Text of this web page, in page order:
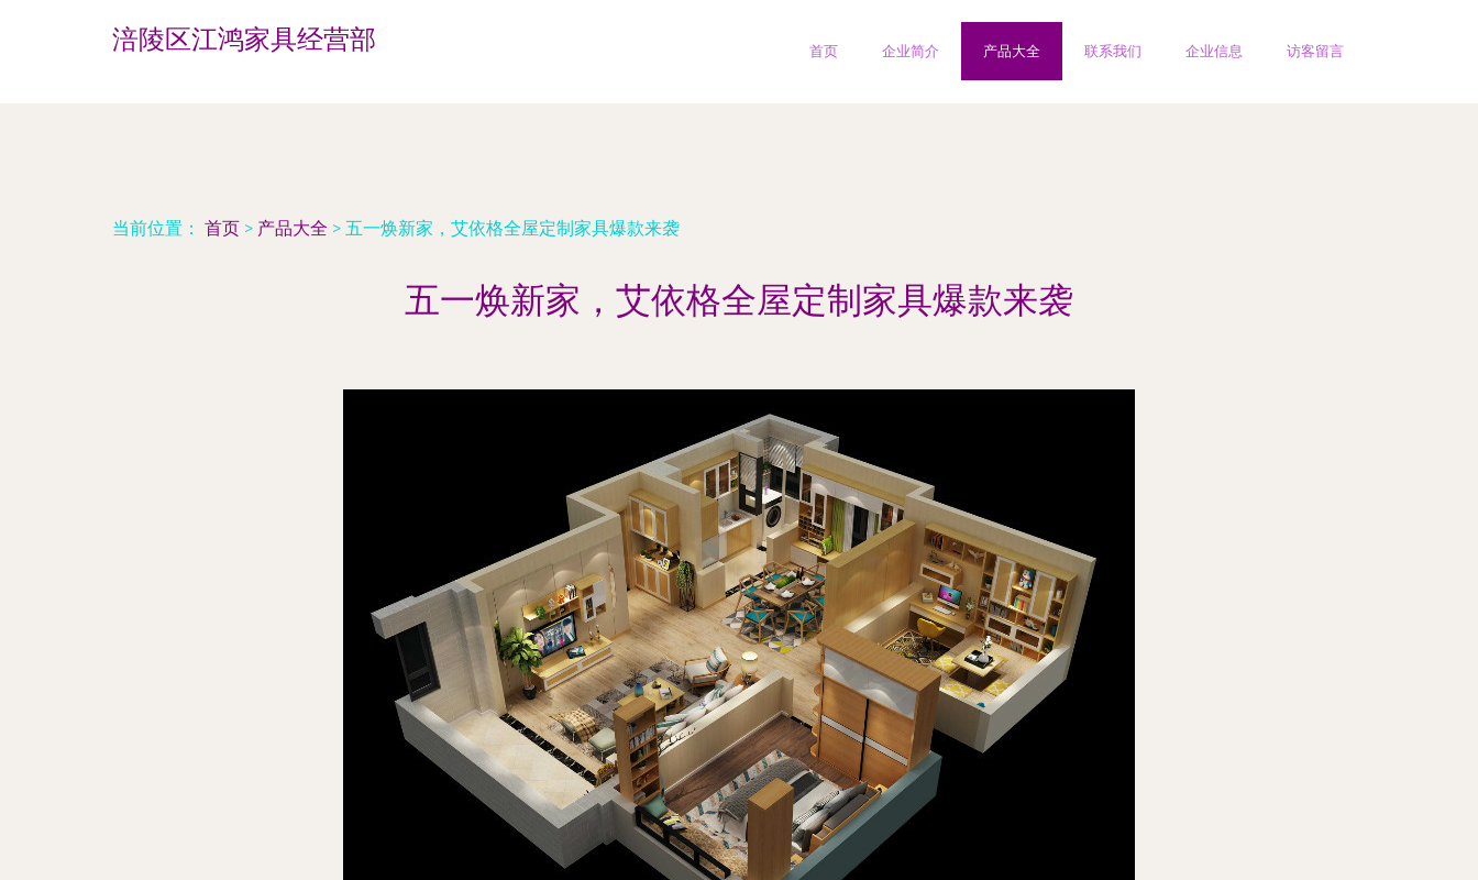
涪陵区江鸿家具经营部 首页 企业简介 产品大全 联系我们 企业信息 访客留言
当前位置： 首页 > 产品大全 > 五一焕新家，艾依格全屋定制家具爆款来袭
五一焕新家，艾依格全屋定制家具爆款来袭